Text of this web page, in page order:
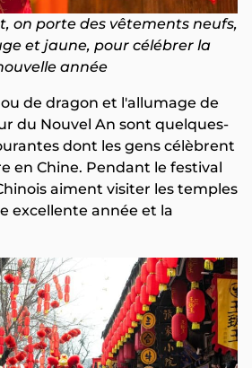
on porte des vêtements neufs,
et jaune, pour célébrer la
année
de dragon et l'allumage de
du Nouvel An sont quelques-
dont les gens célèbrent
en Chine. Pendant le festival
aiment visiter les temples
excellente année et la